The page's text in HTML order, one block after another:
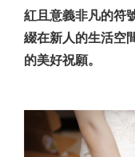
紅且意義非凡的符
綴在新人的生活空
的美好祝願。